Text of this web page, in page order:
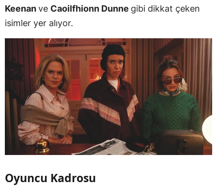
Keenanve Caoilfhionn Dunne gibi dikkat çeken
isimler yer alıyor.
Oyuncu Kadrosu